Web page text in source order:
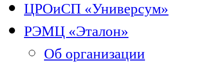
ЦРОиСП «Универсум»
РЭМЦ «Эталон»
Об организации